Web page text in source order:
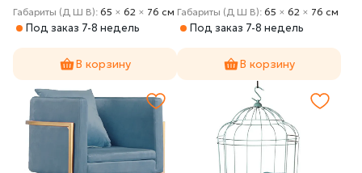
Габариты (Д Ш В): 65 × 62 × 76 cм
Под заказ 7-8 недель
В корзину
Габариты (Д Ш В): 65 × 62 × 76 cм
Под заказ 7-8 недель
В корзину